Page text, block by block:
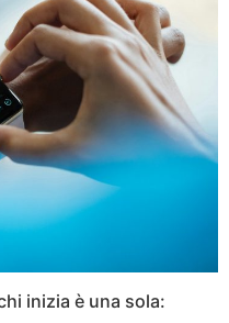
inizia è una sola: